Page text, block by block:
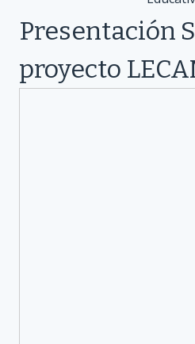
Presentación
proyecto